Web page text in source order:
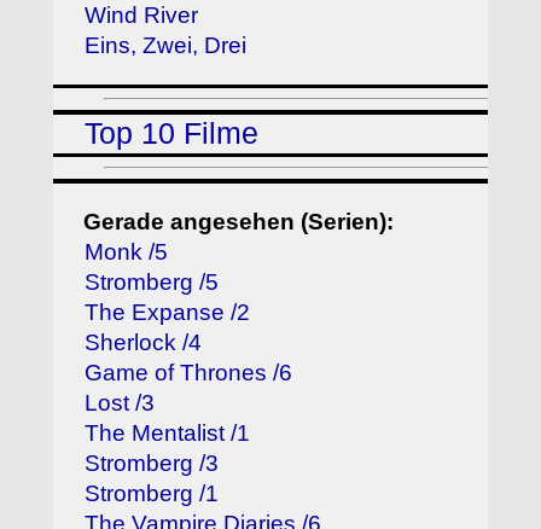
Wind River
Eins, Zwei, Drei
Top 10 Filme
Gerade angesehen (Serien):
Monk /5
Stromberg /5
The Expanse /2
Sherlock /4
Game of Thrones /6
Lost /3
The Mentalist /1
Stromberg /3
Stromberg /1
The Vampire Diaries /6